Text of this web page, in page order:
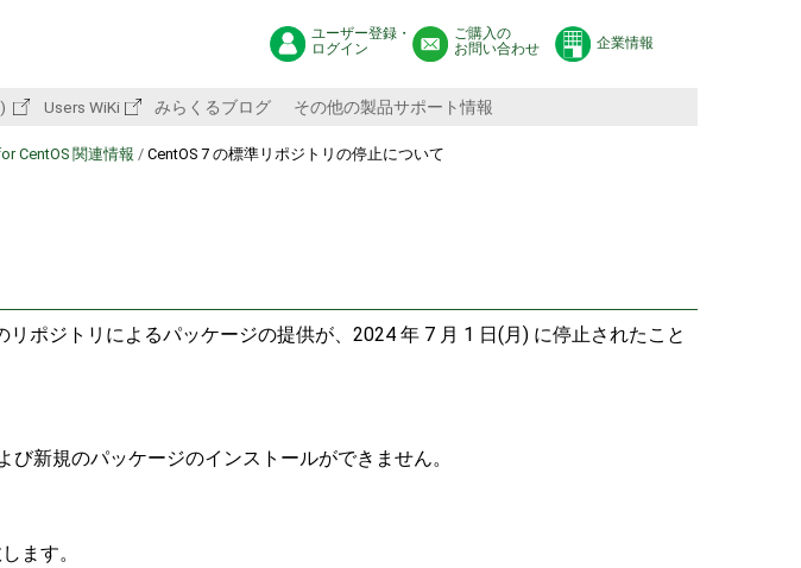
ユーザー登録・
ログイン
ご購入の
お問い合わせ
企業情報
Users WiKi みらくるブログ その他の製品サポート情報
CentOS 関連情報 /CentOS 7 の標準リポジトリの停止について
ポジトリによるパッケージの提供が、2024 年 7 月 1 日(月) に停止されたこと
新規のパッケージのインストールができません。
ます。